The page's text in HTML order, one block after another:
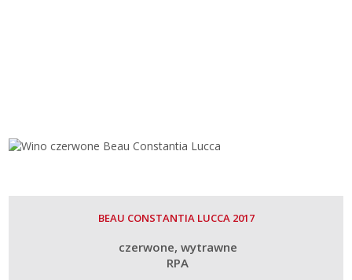
BEAU CONSTANTIA LUCCA 2017
czerwone wytrawne
RPA